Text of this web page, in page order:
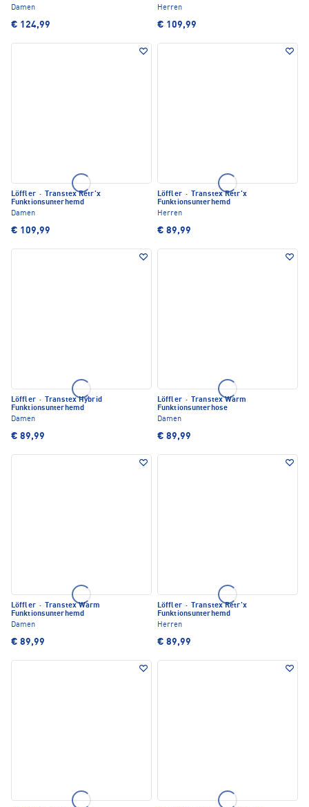
Damen
€ 124,99
Herren
€ 109,99
Löffler ·
Transtex Retr'x
Funktionsunterhemd
Damen
€ 109,99
Löffler ·
Transtex Retr'x
Funktionsunterhemd
Herren
€ 89,99
Löffler ·
Transtex Hybrid
Funktionsunterhemd
Damen
€ 89,99
Löffler ·
Transtex Warm
Funktionsunterhose
Damen
€ 89,99
Löffler ·
Transtex Warm
Funktionsunterhemd
Damen
€ 89,99
Löffler ·
Transtex Retr'x
Funktionsunterhemd
Herren
€ 89,99